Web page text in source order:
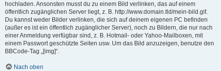
hochladen. Ansonsten musst du zu einem Bild verlinken, das auf einem
öffentlich zugänglichen Server liegt, z. B. http://www.domain.tld/mein-bild.gif.
Du kannst weder Bilder verlinken, die sich auf deinem eigenen PC befinden
(außer es ist ein öffentlich zugänglicher Server), noch zu Bildern, die nur nach
einer Anmeldung verfügbar sind, z. B. Hotmail- oder Yahoo-Mailboxen, mit
einem Passwort geschützte Seiten usw. Um das Bild anzuzeigen, benutze den
BBCode-Tag „[img]“.
Nach oben